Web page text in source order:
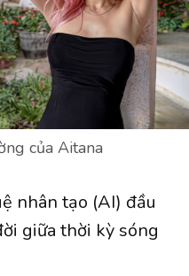
của Aitana
nhân tạo (AI) đầu
giữa thời kỳ sóng